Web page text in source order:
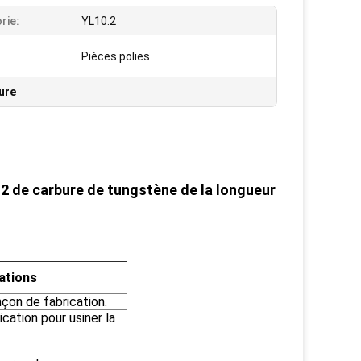
YL10.2
Pièces polies
de carbure de tungstène de la longueur
de fabrication.
pour usiner la